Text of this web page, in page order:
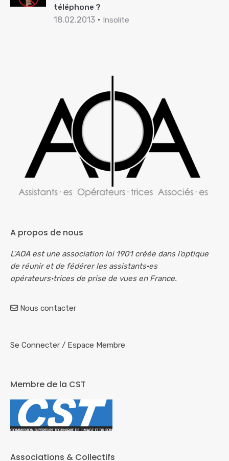
téléphone ?
18.02.2013 Insolite
A propos de nous
L’AOA est une association loi 1901 créée dans l’optique
de réunir et de fédérer les assistants·es
opérateurs·trices de prise de vues en France.
Nous contacter
Se Connecter / Espace Membre
Membre de la CST
Associations & Collectifs